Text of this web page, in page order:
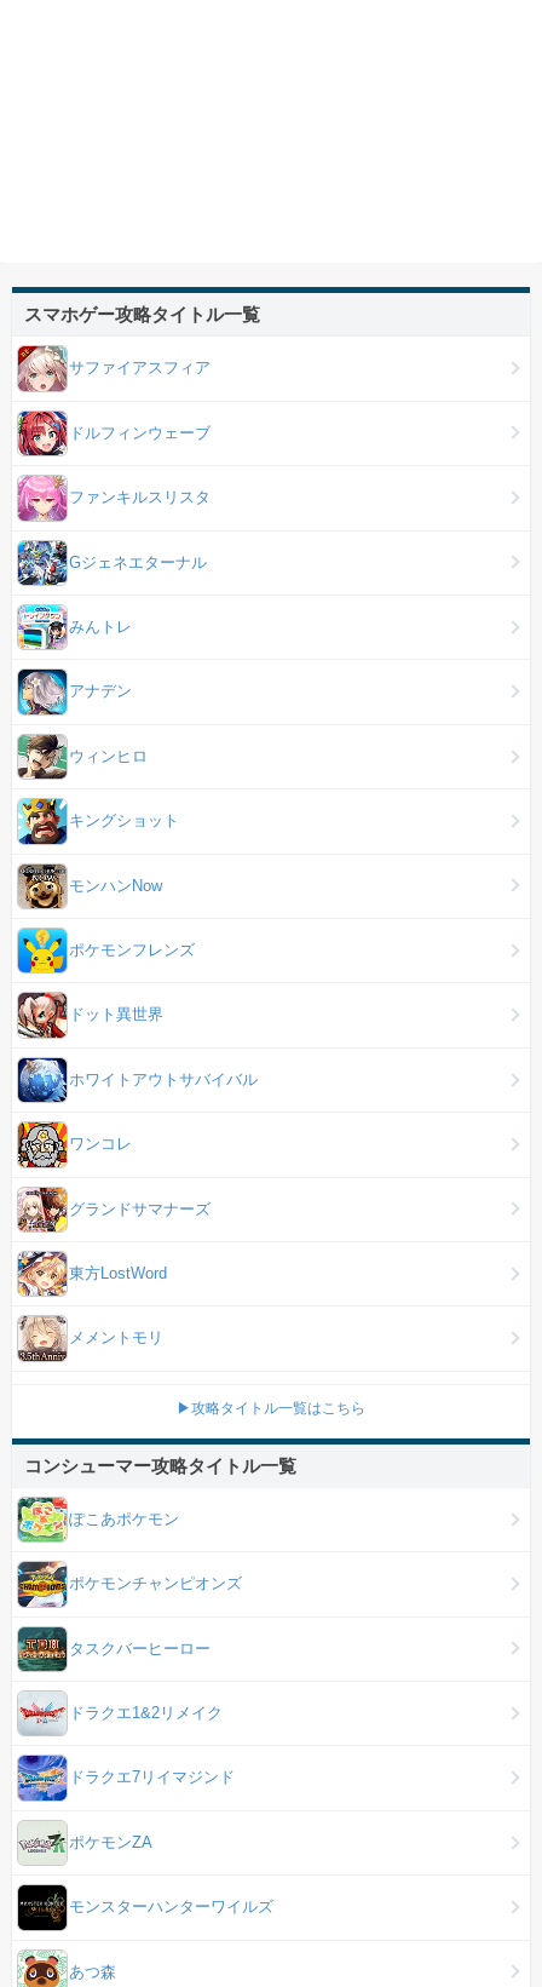
スマホゲー攻略タイトル一覧
サファイアスフィア
ドルフィンウェーブ
ファンキルスリスタ
Gジェネエターナル
みんトレ
アナデン
ウィンヒロ
キングショット
モンハンNow
ポケモンフレンズ
ドット異世界
ホワイトアウトサバイバル
ワンコレ
グランドサマナーズ
東方LostWord
メメントモリ
▶攻略タイトル一覧はこちら
コンシューマー攻略タイトル一覧
ぽこあポケモン
ポケモンチャンピオンズ
タスクバーヒーロー
ドラクエ1&2リメイク
ドラクエ7リイマジンド
ポケモンZA
モンスターハンターワイルズ
あつ森